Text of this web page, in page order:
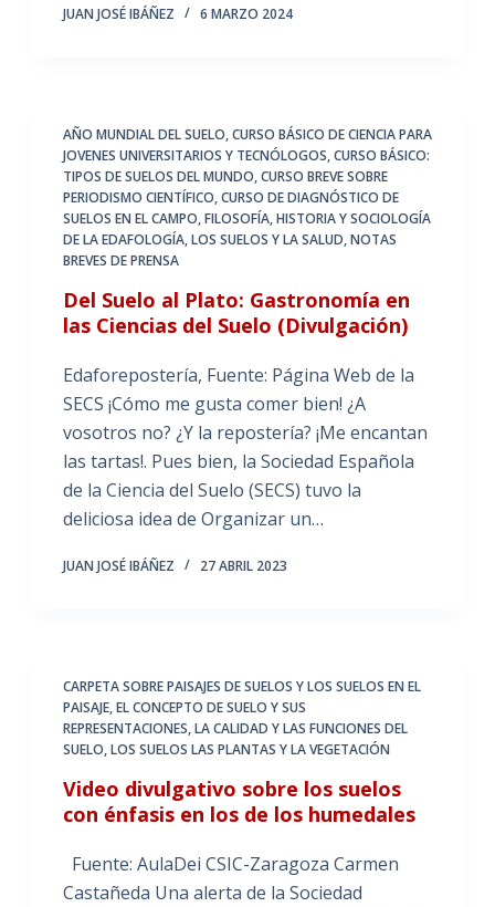
JUAN JOSÉ IBÁÑEZ 6 MARZO 2024
AÑO MUNDIAL DEL SUELO,CURSO BÁSICO DE CIENCIA PARA
JOVENES UNIVERSITARIOS Y TECNÓLOGOS,CURSO BÁSICO:
TIPOS DE SUELOS DEL MUNDO,CURSO BREVE SOBRE
PERIODISMO CIENTÍFICO,CURSO DE DIAGNÓSTICO DE
SUELOS EN EL CAMPO,FILOSOFÍA, HISTORIA Y SOCIOLOGÍA
DE LA EDAFOLOGÍA,LOS SUELOS Y LA SALUD,NOTAS
BREVES DE PRENSA
Del Suelo al Plato: Gastronomía en
las Ciencias del Suelo (Divulgación)
Edaforepostería, Fuente: Página Web de la
SECS ¡Cómo me gusta comer bien! ¿A
vosotros no? ¿Y la repostería? ¡Me encantan
las tartas!. Pues bien, la Sociedad Española
de la Ciencia del Suelo (SECS) tuvo la
deliciosa idea de Organizar un…
JUAN JOSÉ IBÁÑEZ 27 ABRIL 2023
CARPETA SOBRE PAISAJES DE SUELOS Y LOS SUELOS EN EL
PAISAJE,EL CONCEPTO DE SUELO Y SUS
REPRESENTACIONES,LA CALIDAD Y LAS FUNCIONES DEL
SUELO,LOS SUELOS LAS PLANTAS Y LA VEGETACIÓN
Video divulgativo sobre los suelos
con énfasis en los de los humedales
Fuente: AulaDei CSIC-Zaragoza Carmen
Castañeda Una alerta de la Sociedad